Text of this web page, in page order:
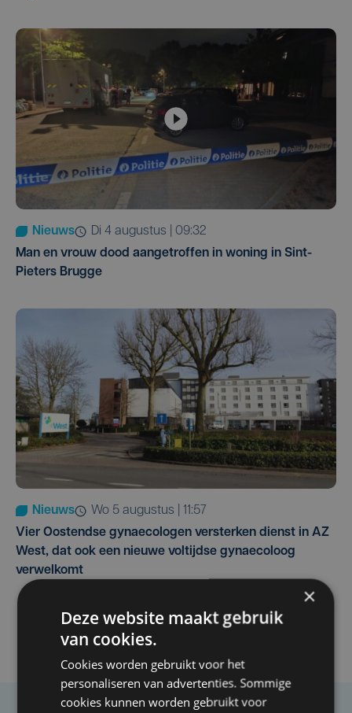
Nieuws
di 4 augustus | 09:32
Man en vrouw dood aangetroffen in woning in Sint-
Pieters Brugge
Nieuws
wo 5 augustus | 11:57
Vier Oostendse gynaecologen versterken dienst in AZ
West, dat ook een nieuwe voltijdse gynaecoloog
verwelkomt
×
Deze website maakt gebruik
van cookies.
Cookies worden gebruikt voor het
personaliseren van advertenties. Sommige
cookies kunnen worden gebruikt voor